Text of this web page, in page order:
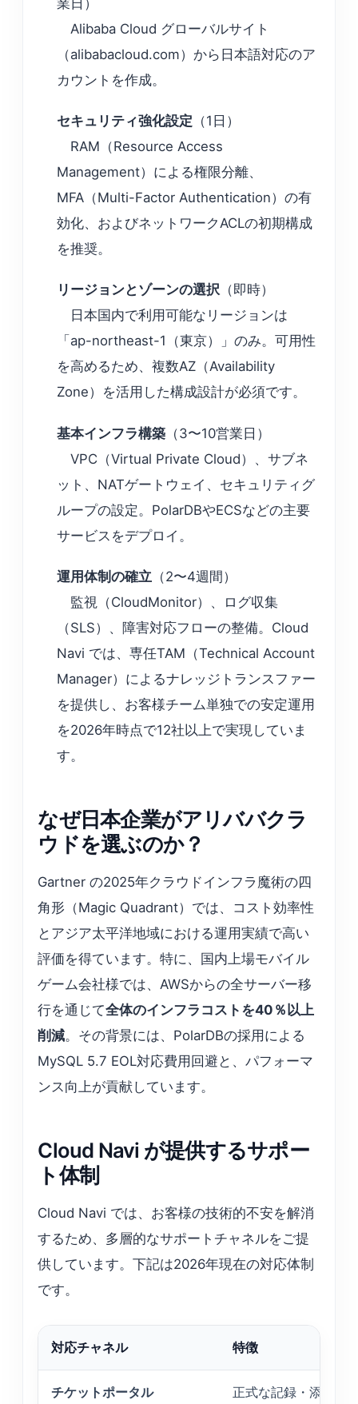
業日）
Alibaba Cloud グローバルサイト
（alibabacloud.com）から日本語対応のア
カウントを作成。
セキュリティ強化設定 （1日）
RAM（Resource Access
Management）による権限分離、
MFA（Multi-Factor Authentication）の有
効化、およびネットワークACLの初期構成
を推奨。
リージョンとゾーンの選択 （即時）
日本国内で利用可能なリージョンは
「ap-northeast-1（東京）」のみ。可用性
を高めるため、複数AZ（Availability
Zone）を活用した構成設計が必須です。
基本インフラ構築 （3〜10営業日）
VPC（Virtual Private Cloud）、サブネ
ット、NATゲートウェイ、セキュリティグ
ループの設定。PolarDBやECSなどの主要
サービスをデプロイ。
運用体制の確立 （2〜4週間）
監視（CloudMonitor）、ログ収集
（SLS）、障害対応フローの整備。Cloud
Navi では、専任TAM（Technical Account
Manager）によるナレッジトランスファー
を提供し、お客様チーム単独での安定運用
を2026年時点で12社以上で実現していま
す。
なぜ日本企業がアリババクラ
ウドを選ぶのか？
Gartner の2025年クラウドインフラ魔術の四
角形（Magic Quadrant）では、コスト効率性
とアジア太平洋地域における運用実績で高い
評価を得ています。特に、国内上場モバイル
ゲーム会社様では、AWSからの全サーバー移
行を通じて全体のインフラコストを40％以上
削減。その背景には、PolarDBの採用による
MySQL 5.7 EOL対応費用回避と、パフォーマ
ンス向上が貢献しています。
Cloud Navi が提供するサポー
ト体制
Cloud Navi では、お客様の技術的不安を解消
するため、多層的なサポートチャネルをご提
供しています。下記は2026年現在の対応体制
です。
対応チャネル 特徴
チケットポータル 正式な記録・添付フ